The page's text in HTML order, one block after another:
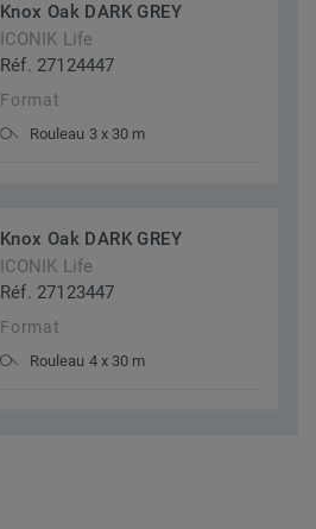
Knox Oak DARK GREY
ICONIK Life
Réf. 27124447
Format
Rouleau 3 x 30 m
Knox Oak DARK GREY
ICONIK Life
Réf. 27123447
Format
Rouleau 4 x 30 m